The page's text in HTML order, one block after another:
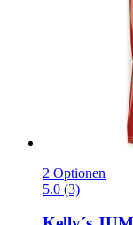
2 Optionen
5.0 (3)